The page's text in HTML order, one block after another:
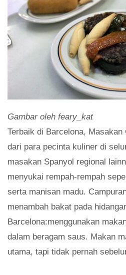
Gambar oleh feary_kat
Terbaik di Barcelona, Masakan
dari para pecinta kuliner di
masakan Spanyol regional
menyukai rempah-rempah
serta manisan madu.
menambah bakat pada
Barcelona:menggunakan
dalam beragam saus. Makan
utama, tapi tidak pernah